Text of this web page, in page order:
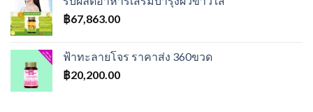
฿600.00.฿550.00.
฿67,863.00
ฟ้าทะลายโจร ราคาส่ง 360ขวด
฿20,200.00